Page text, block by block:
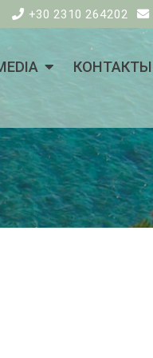
+30 2310 264202
КОНТАКТЫ